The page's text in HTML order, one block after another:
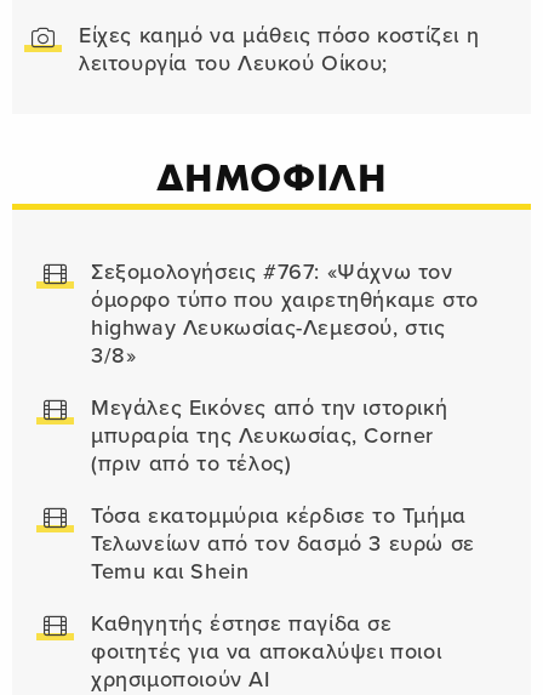
Είχες καημό να μάθεις πόσο κοστίζει η
λειτουργία του Λευκού Οίκου;
ΔΗΜΟΦΙΛΗ
Σεξομολογήσεις #767: «Ψάχνω τον
όμορφο τύπο που χαιρετηθήκαμε στο
highway Λευκωσίας-Λεμεσού, στις
3/8»
Μεγάλες Εικόνες από την ιστορική
μπυραρία της Λευκωσίας, Corner
(πριν από το τέλος)
Τόσα εκατομμύρια κέρδισε το Τμήμα
Τελωνείων από τον δασμό 3 ευρώ σε
Temu και Shein
Καθηγητής έστησε παγίδα σε
φοιτητές για να αποκαλύψει ποιοι
χρησιμοποιούν AI